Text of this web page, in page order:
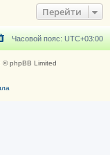
Перейти
Часовой пояс: UTC+03:00
© phpBB Limited